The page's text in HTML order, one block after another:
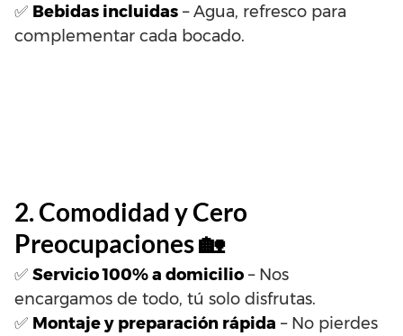
✅ Bebidas incluidas – Agua, refresco para
complementar cada bocado.
2. Comodidad y Cero
Preocupaciones 🏡
✅ Servicio 100% a domicilio – Nos
encargamos de todo, tú solo disfrutas.
✅ Montaje y preparación rápida – No pierdes